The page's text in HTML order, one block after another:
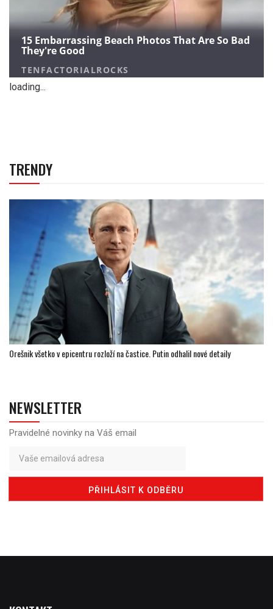
loading...
TRENDY
Orešnik všetko v epicentru rozloží na častice. Putin odhalil nové detaily
NEWSLETTER
Pravidelné novinky na Váš email